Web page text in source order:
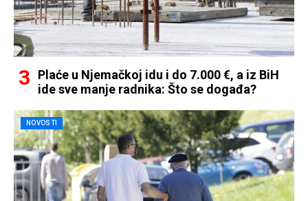
Plaće u Njemačkoj idu i do 7.000 €, a iz BiH
ide sve manje radnika: Što se događa?
NOVOSTI